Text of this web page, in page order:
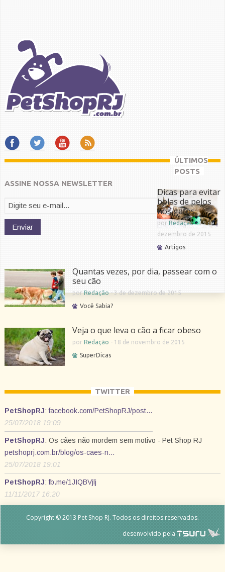
ASSINE NOSSA NEWSLETTER
ÚLTIMOS
POSTS
Dicas para evitar
bolas de pelos
nos gatos
por Redação-19 de
dezembro de 2015
Artigos
Quantas vezes, por dia, passear com o
seu cão
porRedação-3 de dezembro de 2015
Você Sabia?
Veja o que leva o cão a ficar obeso
por Redação - 18 de novembro de 2015
SuperDicas
TWITTER
PetShopRJ:facebook.com/PetShopRJ/post…
25/07/2018 19:09
PetShopRJ: Os cães não mordem sem motivo - Pet Shop RJ
petshoprj.com.br/blog/os-caes-n…
25/07/2018 19:01
PetShopRJ:fb.me/1JIQBVjlj
11/11/2017 16:20
Copyright © 2013 Pet Shop RJ. Todos os direitos reservados.
desenvolvido pela